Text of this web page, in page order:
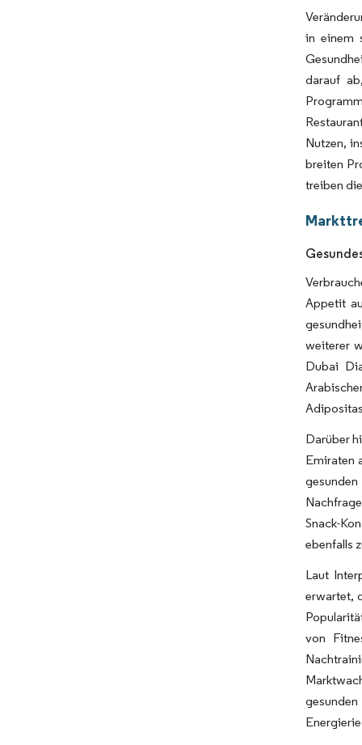
in einem
darauf
Nutzen,
breiten
treiben
Appetit
weiterer
Dubai
Darüber
Emiraten
Snack-
ebenfalls
Laut
erwartet,
von